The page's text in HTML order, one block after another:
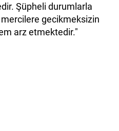
Şüpheli durumlarla
mercilere gecikmeksizin
arz etmektedir."